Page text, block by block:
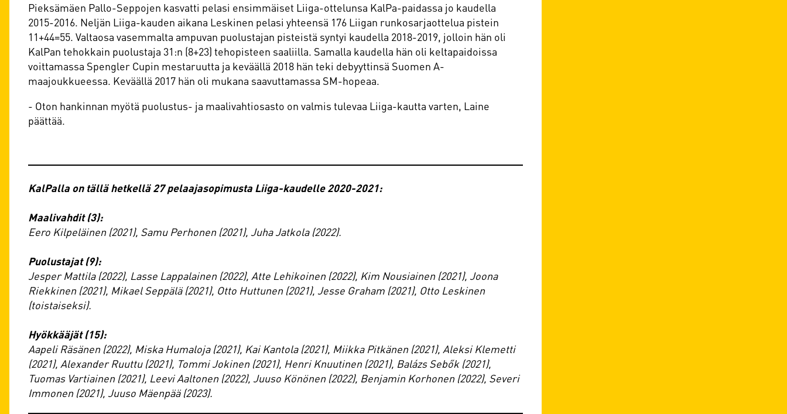
Pieksämäen Pallo-Seppojen kasvatti pelasi ensimmäiset Liiga-ottelunsa KalPa-paidassa jo kaudella
2015-2016. Neljän Liiga-kauden aikana Leskinen pelasi yhteensä 176 Liigan runkosarjaottelua pistein
11+44=55. Valtaosa vasemmalta ampuvan puolustajan pisteistä syntyi kaudella 2018-2019, jolloin hän oli
KalPan tehokkain puolustaja 31:n (8+23) tehopisteen saaliilla. Samalla kaudella hän oli keltapaidoissa
voittamassa Spengler Cupin mestaruutta ja keväällä 2018 hän teki debyyttinsä Suomen A-
maajoukkueessa. Keväällä 2017 hän oli mukana saavuttamassa SM-hopeaa.
- Oton hankinnan myötä puolustus- ja maalivahtiosasto on valmis tulevaa Liiga-kautta varten, Laine
päättää.
KalPalla on tällä hetkellä 27 pelaajasopimusta Liiga-kaudelle 2020-2021:
Maalivahdit (3):
Eero Kilpeläinen (2021), Samu Perhonen (2021), Juha Jatkola (2022).
Puolustajat (9):
Jesper Mattila (2022), Lasse Lappalainen (2022), Atte Lehikoinen (2022), Kim Nousiainen (2021), Joona
Riekkinen (2021), Mikael Seppälä (2021), Otto Huttunen (2021), Jesse Graham (2021), Otto Leskinen
(toistaiseksi).
Hyökkääjät (15):
Aapeli Räsänen (2022), Miska Humaloja (2021), Kai Kantola (2021), Miikka Pitkänen (2021), Aleksi Klemetti
(2021), Alexander Ruuttu (2021), Tommi Jokinen (2021), Henri Knuutinen (2021), Balázs Sebők (2021),
Tuomas Vartiainen (2021), Leevi Aaltonen (2022), Juuso Könönen (2022), Benjamin Korhonen (2022), Severi
Immonen (2021), Juuso Mäenpää (2023).